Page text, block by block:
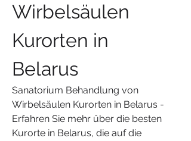
Wirbelsäulen
Kurorten in
Belarus
Sanatorium Behandlung von
Wirbelsäulen Kurorten in Belarus -
Erfahren Sie mehr über die besten
Kurorte in Belarus, die auf die